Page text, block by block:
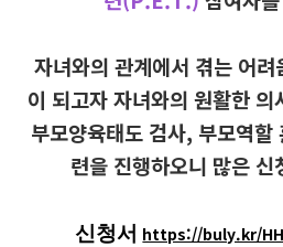
자녀와의 관계에서 겪는 어
이 되고자 자녀와의 원활한 의
부모양육태도 검사, 부모역할
련을 진행하오니 많은
신청서 https://buly.kr/